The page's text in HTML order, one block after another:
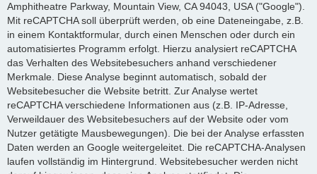
Amphitheatre Parkway, Mountain View, CA 94043, USA ("Google").
Mit reCAPTCHA soll überprüft werden, ob eine Dateneingabe, z.B.
in einem Kontaktformular, durch einen Menschen oder durch ein
automatisiertes Programm erfolgt. Hierzu analysiert reCAPTCHA
das Verhalten des Websitebesuchers anhand verschiedener
Merkmale. Diese Analyse beginnt automatisch, sobald der
Websitebesucher die Website betritt. Zur Analyse wertet
reCAPTCHA verschiedene Informationen aus (z.B. IP-Adresse,
Verweildauer des Websitebesuchers auf der Website oder vom
Nutzer getätigte Mausbewegungen). Die bei der Analyse erfassten
Daten werden an Google weitergeleitet. Die reCAPTCHA-Analysen
laufen vollständig im Hintergrund. Websitebesucher werden nicht